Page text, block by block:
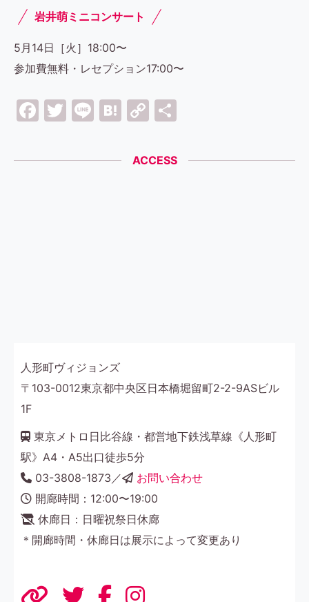
岩井萌ミニコンサート
5月14日［火］18:00〜
参加費無料・レセプション17:00〜
Facebook
Twitter
LineHatena
Copy
ACCESS
人形町ヴィジョンズ
〒103-0012東京都中央区日本橋堀留町2-2-9ASビル
1F
東京メトロ日比谷線・都営地下鉄浅草線《人形町
駅》A4・A5出口徒歩5分
03-3808-1873／
お問い合わせ
開廊時間：12:00〜19:00
休廊日：日曜祝祭日休廊
＊開廊時間・休廊日は展示によって変更あり